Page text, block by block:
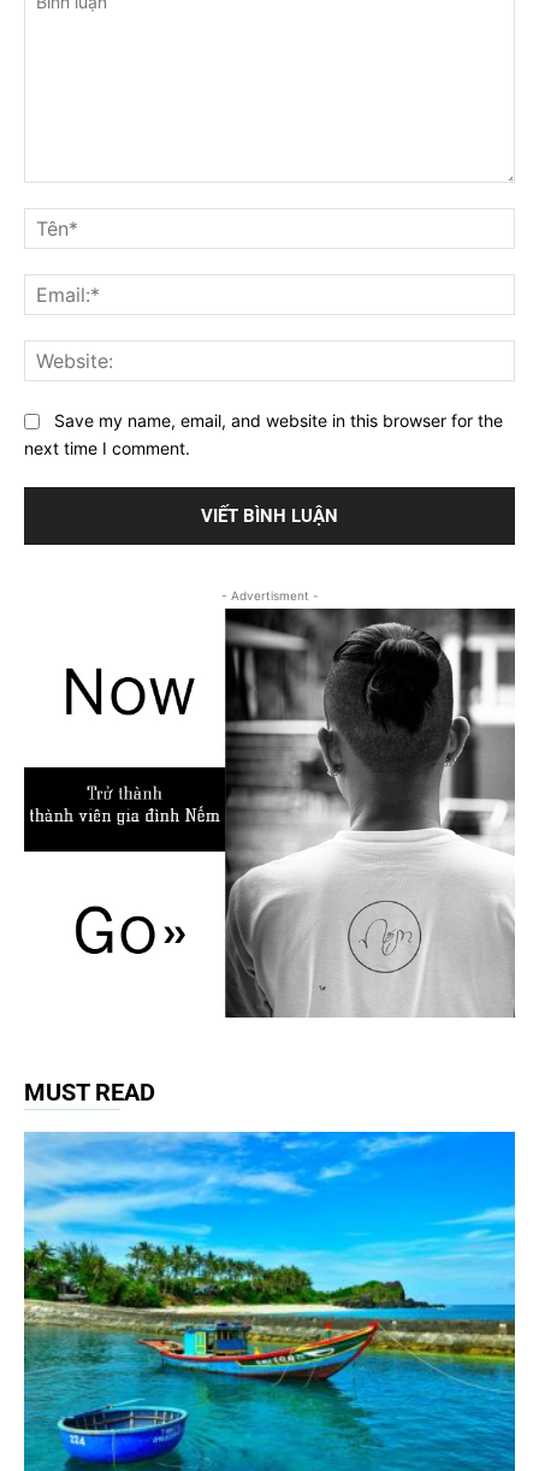
luận
Save my name, email, and website in this browser for the
next time I comment.
- Advertisment -
MUST READ